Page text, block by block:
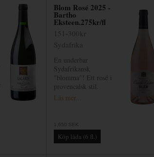
Blom Rosé 2025 -
Bartho
Eksteen.275kr/fl
151-300kr
Sydafrika
En underbar
Sydafrikansk
"blomma"! Ett rosé i
provencalsk stil.
Läs mer...
1,650 SEK